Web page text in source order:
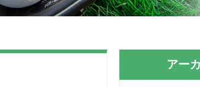
アー